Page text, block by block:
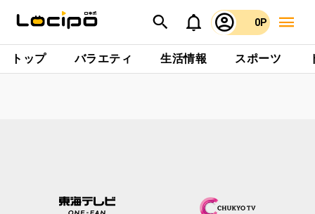
0P
トップ バラエティ 生活情報 スポーツ